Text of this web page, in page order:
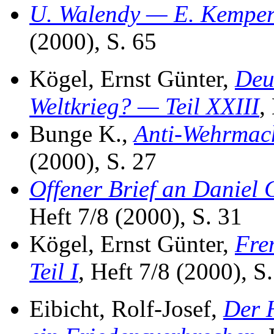
U. Walendy — E.
(2000), S. 65
Kögel, Ernst Günter,
Weltkrieg? — Teil XXIII,
Bunge K.,Anti-
(2000), S. 27
Offener Brief an Daniel
Heft 7/8 (2000), S. 31
Kögel, Ernst Günter,
Teil I, Heft 7/8 (2000),
Eibicht, Rolf-Josef, Der